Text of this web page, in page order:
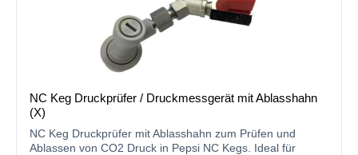
NC Keg Druckprüfer / Druckmessgerät mit Ablasshahn
(X)
NC Keg Druckprüfer mit Ablasshahn zum Prüfen und
Ablassen von CO2 Druck in Pepsi NC Kegs. Ideal für